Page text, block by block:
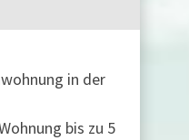
in der
bis zu 5